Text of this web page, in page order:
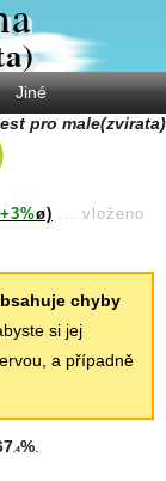
Jiné
pro male(zvirata)
+3%ø) ... vloženo
chyby
si jej
a případně
.4%.